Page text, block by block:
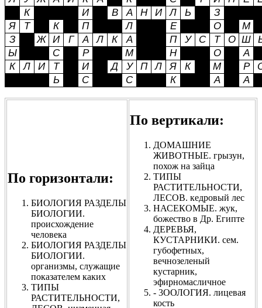
По горизонтали:
БИОЛОГИЯ РАЗДЕЛЫ
БИОЛОГИИ.
происхождение
человека
БИОЛОГИЯ РАЗДЕЛЫ
БИОЛОГИИ.
организмы, служащие
показателем каких
ТИПЫ
РАСТИТЕЛЬНОСТИ,
По вертикали:
ДОМАШНИЕ
ЖИВОТНЫЕ. грызун,
похож на зайца
ТИПЫ
РАСТИТЕЛЬНОСТИ,
ЛЕСОВ. кедровый лес
НАСЕКОМЫЕ. жук,
божество в Др. Египте
ДЕРЕВЬЯ,
КУСТАРНИКИ. сем.
губофетных,
вечнозеленый
кустарник,
эфирномасличное
- 3ООЛОГИЯ. лицевая
кость